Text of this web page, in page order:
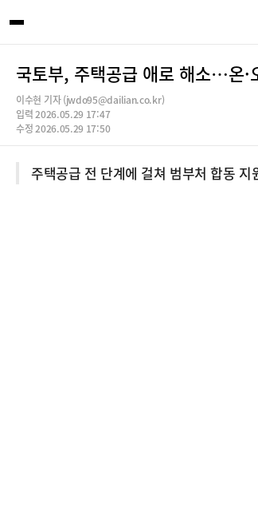
국토부, 주택공급 애로 해소…온·
이수현 기자 (jwdo95@dailian.co.kr)
입력 2026.05.29 17:47
수정 2026.05.29 17:50
주택공급 전 단계에 걸쳐 범부처 합동 지